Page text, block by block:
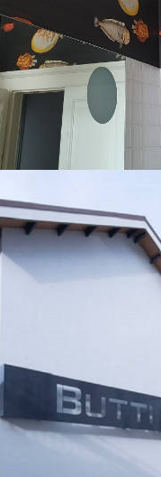
ZOOM
CONDOMINIO VIA
Condomini Esterni,
ZOOM